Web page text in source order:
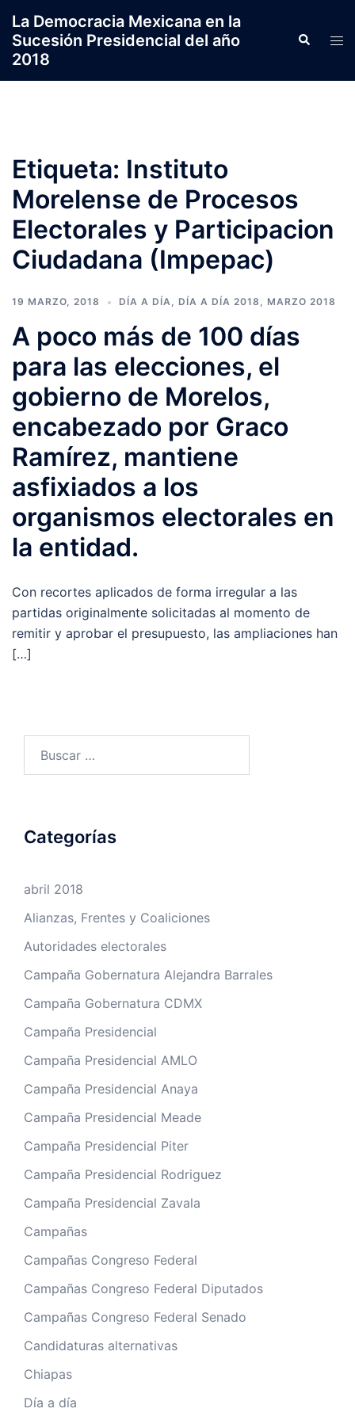
contenido
La Democracia Mexicana en la
Sucesión Presidencial del año
2018
Search
Etiqueta: Instituto
Morelense de Procesos
Electorales y Participacion
Ciudadana (Impepac)
19 MARZO, 2018 DÍA A DÍA, DÍA A DÍA 2018 , MARZO 2018
A poco más de 100 días
para las elecciones, el
gobierno de Morelos,
encabezado por Graco
Ramírez, mantiene
asfixiados a los
organismos electorales en
la entidad.
Con recortes aplicados de forma irregular a las
partidas originalmente solicitadas al momento de
remitir y aprobar el presupuesto, las ampliaciones han
[…]
Categorías
abril 2018
Alianzas, Frentes y Coaliciones
Autoridades electorales
Campaña Gobernatura Alejandra Barrales
Campaña Gobernatura CDMX
Campaña Presidencial
Campaña Presidencial AMLO
Campaña Presidencial Anaya
Campaña Presidencial Meade
Campaña Presidencial Piter
Campaña Presidencial Rodriguez
Campaña Presidencial Zavala
Campañas
Campañas Congreso Federal
Campañas Congreso Federal Diputados
Campañas Congreso Federal Senado
Candidaturas alternativas
Chiapas
Día a día